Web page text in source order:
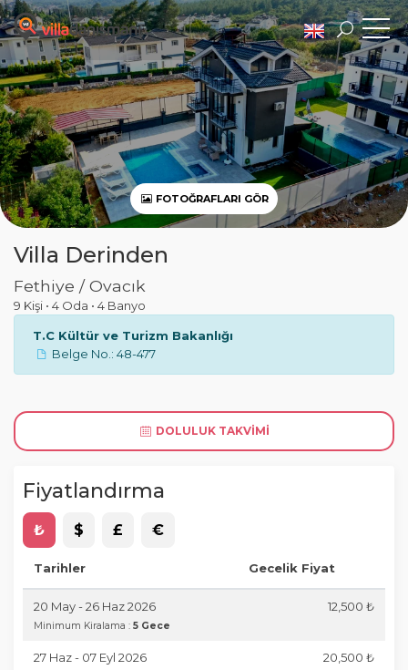
FOTOĞRAFLARI GÖR
Villa Derinden
Fethiye / Ovacık
9 Kişi • 4 Oda • 4 Banyo
T.C Kültür ve Turizm Bakanlığı
Belge No.: 48-477
DOLULUK TAKVIMI
Fiyatlandırma
₺ $ £ €
Tarihler Gecelik Fiyat
20 May - 26 Haz 2026
Minimum Kiralama : 5 Gece
12,500 ₺
27 Haz - 07 Eyl 2026 20,500 ₺